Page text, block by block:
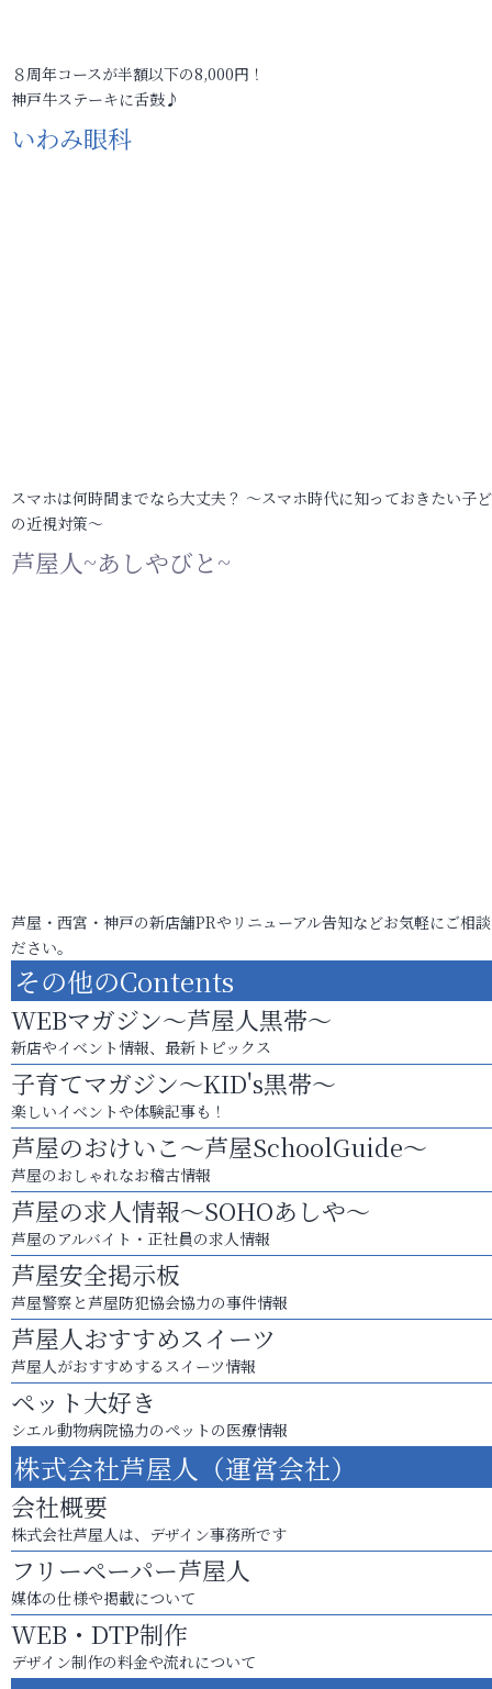
８周年コースが半額以下の8,000円！
神戸牛ステーキに舌鼓♪
いわみ眼科
スマホは何時間までなら大丈夫？ ～スマホ時代に知っておきたい子
の近視対策～
芦屋人~あしやびと~
芦屋・西宮・神戸の新店舗PRやリニューアル告知などお気軽にご相
ださい。
その他のContents
WEBマガジン～芦屋人黒帯～
新店やイベント情報、最新トピックス
子育てマガジン～KID's黒帯～
楽しいイベントや体験記事も！
芦屋のおけいこ～芦屋SchoolGuide～
芦屋のおしゃれなお稽古情報
芦屋の求人情報～SOHOあしや～
芦屋のアルバイト・正社員の求人情報
芦屋安全掲示板
芦屋警察と芦屋防犯協会協力の事件情報
芦屋人おすすめスイーツ
芦屋人がおすすめするスイーツ情報
ペット大好き
シエル動物病院協力のペットの医療情報
株式会社芦屋人（運営会社）
会社概要
株式会社芦屋人は、デザイン事務所です
フリーペーパー芦屋人
媒体の仕様や掲載について
WEB・DTP制作
デザイン制作の料金や流れについて